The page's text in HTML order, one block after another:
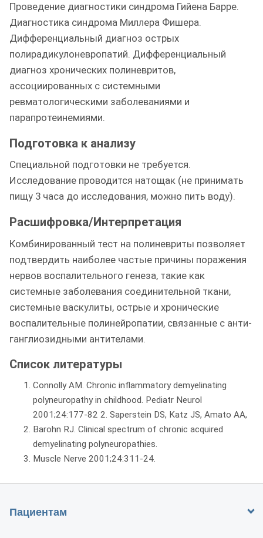
Проведение диагностики синдрома Гийена Барре.
Диагностика синдрома Миллера Фишера.
Дифференциальный диагноз острых
полирадикулоневропатий. Дифференциальный
диагноз хронических полиневритов,
ассоциированных с системными
ревматологическими заболеваниями и
парапротеинемиями.
Подготовка к анализу
Специальной подготовки не требуется.
Исследование проводится натощак (не принимать
пищу 3 часа до исследования, можно пить воду).
Расшифровка/Интерпретация
Комбинированный тест на полиневриты позволяет
подтвердить наиболее частые причины поражения
нервов воспалительного генеза, такие как
системные заболевания соединительной ткани,
системные васкулиты, острые и хронические
воспалительные полинейропатии, связанные с анти-
ганглиозидными антителами.
Список литературы
Connolly AM. Chronic inflammatory demyelinating
polyneuropathy in childhood. Pediatr Neurol
2001;24:177-82 2. Saperstein DS, Katz JS, Amato AA,
Barohn RJ. Clinical spectrum of chronic acquired
demyelinating polyneuropathies.
Muscle Nerve 2001;24:311-24.
Пациентам